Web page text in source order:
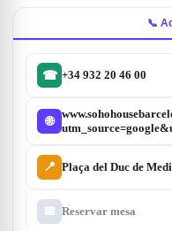
📞
☎ +34 932 20 46 00
🌐
📍 Plaça del Duc de
📅 Reservar mesa